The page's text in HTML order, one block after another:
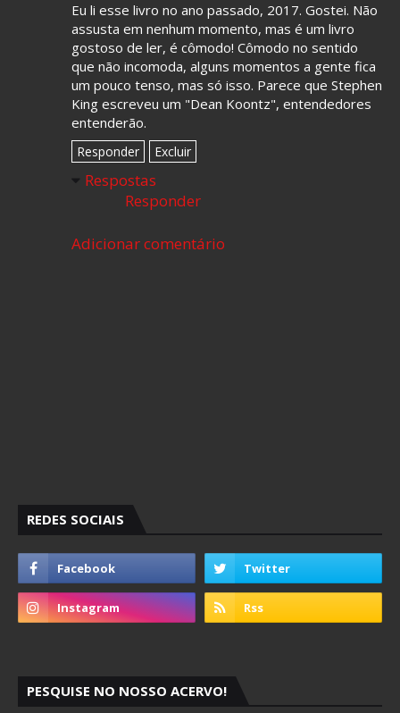
Eu li esse livro no ano passado, 2017. Gostei. Não
assusta em nenhum momento, mas é um livro
gostoso de ler, é cômodo! Cômodo no sentido
que não incomoda, alguns momentos a gente fica
um pouco tenso, mas só isso. Parece que Stephen
King escreveu um "Dean Koontz", entendedores
entenderão.
Responder Excluir
Respostas
Responder
Adicionar comentário
REDES SOCIAIS
PESQUISE NO NOSSO ACERVO!